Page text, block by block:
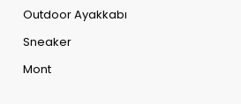
Outdoor Ayakkabı
Sneaker
Mont